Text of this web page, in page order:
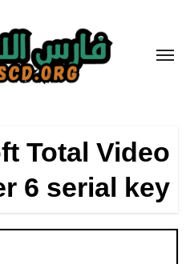
المحتوى
Total Video
6 serial key